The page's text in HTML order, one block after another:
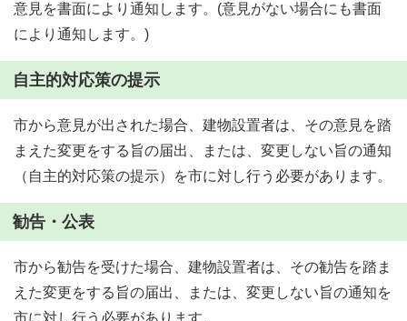
意見を書面により通知します。(意見がない場合にも書面
により通知します。)
自主的対応策の提示
市から意見が出された場合、建物設置者は、その意見を踏
まえた変更をする旨の届出、または、変更しない旨の通知
（自主的対応策の提示）を市に対し行う必要があります。
勧告・公表
市から勧告を受けた場合、建物設置者は、その勧告を踏ま
えた変更をする旨の届出、または、変更しない旨の通知を
市に対し行う必要があります。